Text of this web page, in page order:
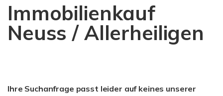
Immobilienkauf
Neuss / Allerheiligen
Ihre Suchanfrage passt leider auf keines unserer